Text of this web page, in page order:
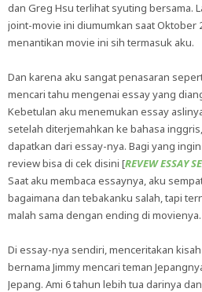
dan Greg Hsu terlihat syuting bersama.
joint-movie ini diumumkan saat Oktober
menantikan movie ini sih termasuk aku.
Dan karena aku sangat penasaran
mencari tahu mengenai essay yang
Kebetulan aku menemukan essay
setelah diterjemahkan ke bahasa
dapatkan dari essay-nya. Bagi yang
review bisa di cek disini [REVEW ESSAY
Saat aku membaca essaynya, aku
bagaimana dan tebakanku salah, tapi
malah sama dengan ending di movienya.
Di essay-nya sendiri, menceritakan
bernama Jimmy mencari teman
Jepang. Ami 6 tahun lebih tua darinya